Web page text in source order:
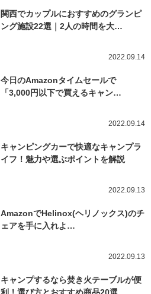
関西でカップルにおすすめのグランピ
ング施設22選｜2人の時間を大…
2022.09.14
今日のAmazonタイムセールで
「3,000円以下で買えるキャン…
2022.09.14
キャンピングカーで快適なキャンプラ
イフ！魅力や選ぶポイントを解説
2022.09.13
AmazonでHelinox(ヘリノックス)のチ
ェアを手に入れよ…
2022.09.13
キャンプするなら焚き火テーブルが便
利！選び方とおすすめ商品20選